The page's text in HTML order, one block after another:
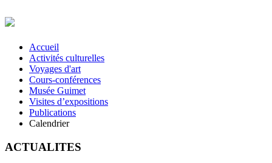
Accueil
Activités culturelles
Voyages d'art
Cours-conférences
Musée Guimet
Visites d’expositions
Publications
Calendrier
ACTUALITES